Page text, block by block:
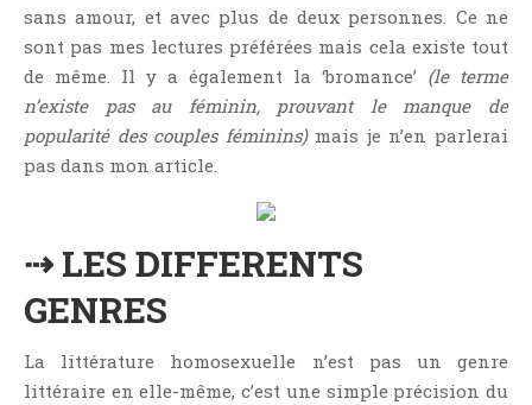
Coup De Coeur
Critiques Express
Dark Erotica
Drame
Erotique
Fait Divers
Feel Good
sans amour, et avec plus de deux personnes. Ce ne
sont pas mes lectures préférées mais cela existe tout
de même. Il y a également la ‘bromance’ (le terme
n’existe pas au féminin, prouvant le manque de
popularité des couples féminins)mais je n’en parlerai
pas dans mon article.
⇢ LES DIFFERENTS
GENRES
La littérature homosexuelle n’est pas un genre
littéraire en elle-même, c’est une simple précision du